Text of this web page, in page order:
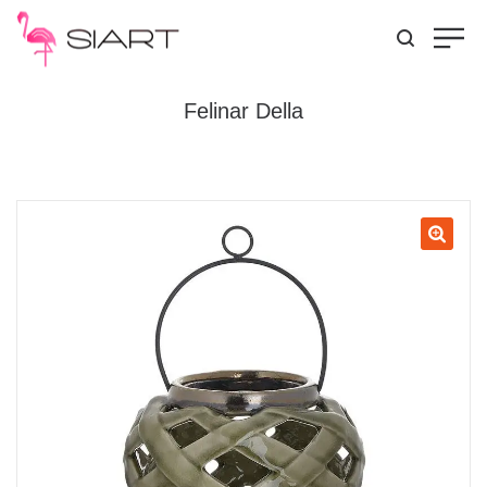
Felinar Della